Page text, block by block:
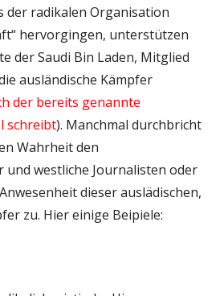
der radikalen Organisation
hervorgingen, unterstützen
der Saudi Bin Laden, Mitglied
ausländische Kämpfer
der bereits genannte
schreibt). Manchmal durchbricht
Wahrheit den
und westliche Journalisten oder
dieser auslädischen,
zu. Hier einige Beipiele: